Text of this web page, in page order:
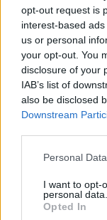
opt-out request is
interest-based
us or personal
your opt-out. You
disclosure of your
IAB’s list of
also be disclosed
Downstream
Personal
I want to opt-
personal data.
Opted In